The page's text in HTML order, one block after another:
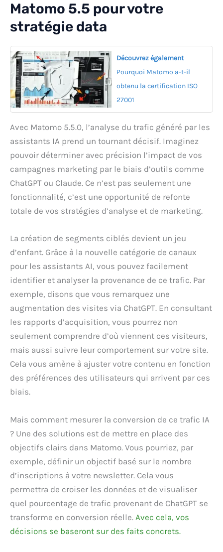
Matomo 5.5 pour votre
stratégie data
Découvrez également
Pourquoi Matomo a-t-il
obtenu la certification ISO
27001
Avec Matomo 5.5.0, l’analyse du trafic généré par les
assistants IA prend un tournant décisif. Imaginez
pouvoir déterminer avec précision l’impact de vos
campagnes marketing par le biais d’outils comme
ChatGPT ou Claude. Ce n’est pas seulement une
fonctionnalité, c’est une opportunité de refonte
totale de vos stratégies d’analyse et de marketing.
La création de segments ciblés devient un jeu
d’enfant. Grâce à la nouvelle catégorie de canaux
pour les assistants AI, vous pouvez facilement
identifier et analyser la provenance de ce trafic. Par
exemple, disons que vous remarquez une
augmentation des visites via ChatGPT. En consultant
les rapports d’acquisition, vous pourrez non
seulement comprendre d’où viennent ces visiteurs,
mais aussi suivre leur comportement sur votre site.
Cela vous amène à ajuster votre contenu en fonction
des préférences des utilisateurs qui arrivent par ces
biais.
Mais comment mesurer la conversion de ce trafic IA
? Une des solutions est de mettre en place des
objectifs clairs dans Matomo. Vous pourriez, par
exemple, définir un objectif basé sur le nombre
d’inscriptions à votre newsletter. Cela vous
permettra de croiser les données et de visualiser
quel pourcentage de trafic provenant de ChatGPT se
transforme en conversion réelle. Avec cela, vos
décisions se baseront sur des faits concrets.